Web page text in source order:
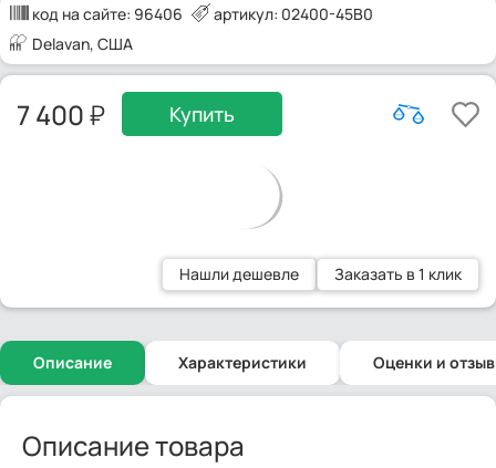
код на сайте: 96406
артикул: 02400-45B0
Delavan, США
7 400 Купить
Нашли дешевле Заказать в 1 клик
Описание Характеристики Оценки и
Описание товара